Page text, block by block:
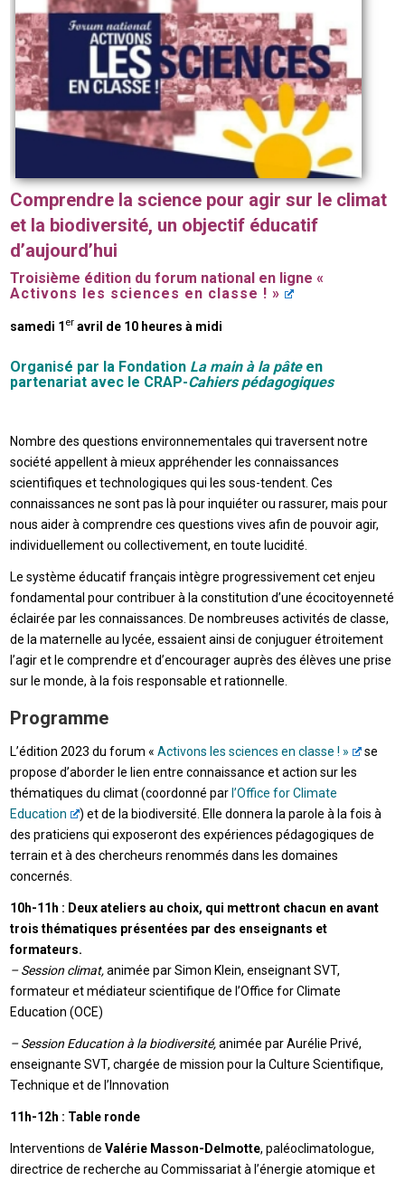
Comprendre la science pour agir sur le climat
et la biodiversité, un objectif éducatif
d’aujourd’hui
Troisième édition du forum national en ligne«
Activons les sciences en classe ! »
samedi 1 er avril de 10 heures à midi
Organisé par la Fondation La main à la pâte en
partenariat avec le CRAP-Cahiers pédagogiques
Nombre des questions environnementales qui traversent notre
société appellent à mieux appréhender les connaissances
scientifiques et technologiques qui les sous-tendent. Ces
connaissances ne sont pas là pour inquiéter ou rassurer, mais pour
nous aider à comprendre ces questions vives afin de pouvoir agir,
individuellement ou collectivement, en toute lucidité.
Le système éducatif français intègre progressivement cet enjeu
fondamental pour contribuer à la constitution d’une écocitoyenneté
éclairée par les connaissances. De nombreuses activités de classe,
de la maternelle au lycée, essaient ainsi de conjuguer étroitement
l’agir et le comprendre et d’encourager auprès des élèves une prise
sur le monde, à la fois responsable et rationnelle.
Programme
L’édition 2023 du forum «Activons les sciences en classe ! »
se
propose d’aborder le lien entre connaissance et action sur les
thématiques du climat (coordonné par l’Office for Climate
Education
) et de la biodiversité. Elle donnera la parole à la fois à
des praticiens qui exposeront des expériences pédagogiques de
terrain et à des chercheurs renommés dans les domaines
concernés.
10h-11h : Deux ateliers au choix, qui mettront chacun en avant
trois thématiques présentées par des enseignants et
formateurs.
– Session climat,animée par Simon Klein, enseignant SVT,
formateur et médiateur scientifique de l’Office for Climate
Education (OCE)
– Session Education à la biodiversité,animée par Aurélie Privé,
enseignante SVT, chargée de mission pour la Culture Scientifique,
Technique et de l’Innovation
11h-12h : Table ronde
Interventions deValérie Masson-Delmotte, paléoclimatologue,
directrice de recherche au Commissariat à l’énergie atomique et